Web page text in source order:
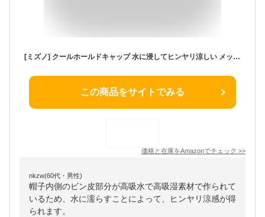
[ミズノ] クールホールドキャップ 水に浸してヒンヤリ涼しい メッシュ 帽子 猛暑対策 冷感 夏 C2JWA101 メンズ ホワイト Free Size
この商品をサイトでみる
価格と在庫をAmazonでチェック >>
nkzw(60代・男性)
帽子内側のビン皮部分が高吸水で高吸湿素材で作られて
いるため、水に濡らすことによって、ヒンヤリ涼感が得
られます。